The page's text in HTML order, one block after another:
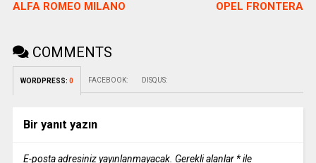
ALFA ROMEO MILANO OPEL FRONTERA
COMMENTS
WORDPRESS: 0 FACEBOOK: DISQUS:
Bir yanıt yazın
E-posta adresiniz yayınlanmayacak. Gerekli alanlar *ile